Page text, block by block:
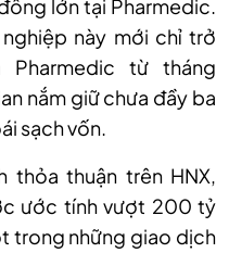
lớn tại Pharmedic.
này mới chỉ trở
từ tháng
nắm giữ chưa đầy ba
sạch vốn.
thỏa thuận trên HNX,
ước tính vượt 200 tỷ
trong những giao dịch